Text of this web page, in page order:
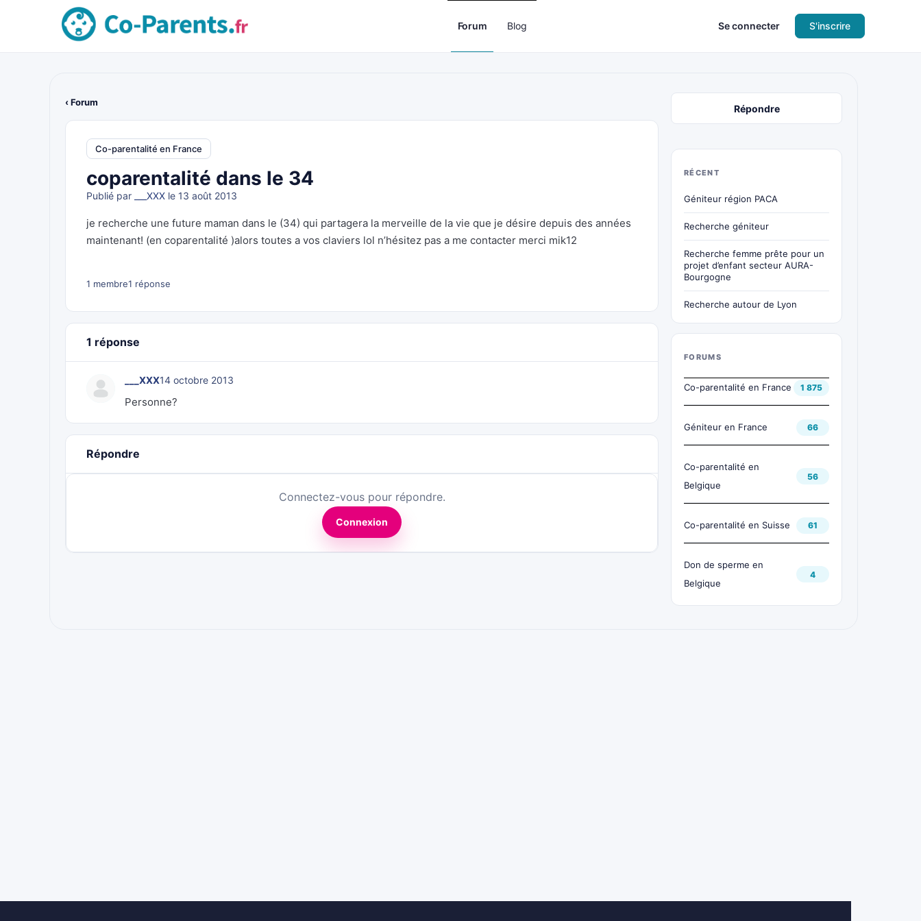
Forum Blog Se connecter S'inscrire
‹ Forum
Co-parentalité en France
coparentalité dans le 34
Publié par ___XXX le 13 août 2013
je recherche une future maman dans le (34) qui partagera la merveille de la vie que je désire depuis des années
maintenant! (en coparentalité )alors toutes a vos claviers lol n’hésitez pas a me contacter merci mik12
1 membre1 réponse
1 réponse
___XXX14 octobre 2013
Personne?
Répondre
Connectez-vous pour répondre.
Connexion
Répondre
RÉCENT
Géniteur région PACA
Recherche géniteur
Recherche femme prête pour un
projet d’enfant secteur AURA-
Bourgogne
Recherche autour de Lyon
FORUMS
Co-parentalité en France 1 875
Géniteur en France 66
Co-parentalité en
Belgique
56
Co-parentalité en Suisse 61
Don de sperme en
Belgique
4